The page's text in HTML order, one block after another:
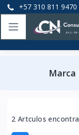
+57 310 811 9470
Marca
2 Artculos